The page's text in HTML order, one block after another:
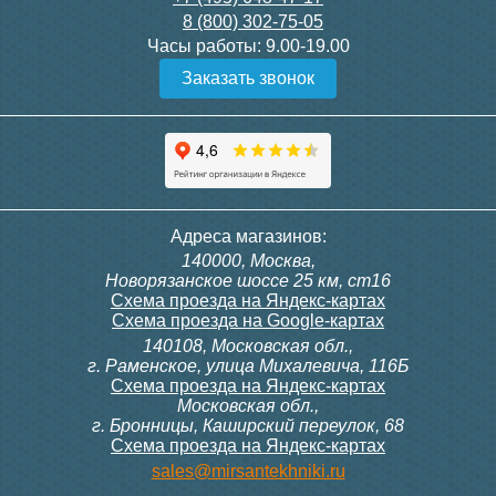
Конвектор ITT.080.200.1300
с решеткой GRILL.SGW-20-
Конвектор ITT.080.200.1000
с решеткой GRILL.SGW-20-
Конвектор ITT.080.200.1000
с решеткой GRILL.SGW-20-
Конвектор ITT.080.200.900 с
решеткой GRILL.SGA-20-
Подробнее Подробнее
100T, 230В (накладной,
расписание, упр.с пульта)
28 000
300, 230В (врезной - квадр.
коробка)
9 700
8 (800) 302-75-05
Часы работы: 9.00-19.00
Заказать звонок
Адреса магазинов:
140000, Москва,
Новорязанское шоссе 25 км, ст16
Схема проезда на Яндекс-картах
Схема проезда на Google-картах
140108, Московская обл.,
г. Раменское, улица Михалевича, 116Б
Схема проезда на Яндекс-картах
Московская обл.,
г. Бронницы, Каширский переулок, 68
Схема проезда на Яндекс-картах
sales@mirsantekhniki.ru